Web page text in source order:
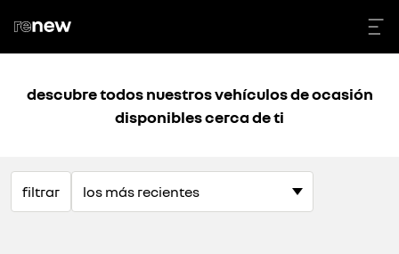
descubre todos nuestros vehículos de ocasión
disponibles cerca de ti
filtrar